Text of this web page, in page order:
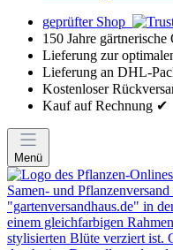
geprüfter Shop
150 Jahre
Lieferung zur
Lieferung an DHL-
Kostenloser
Kauf auf Rechnung ✔
Menü